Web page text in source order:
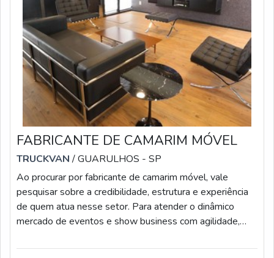
FABRICANTE DE CAMARIM MÓVEL
TRUCKVAN/ GUARULHOS - SP
Ao procurar por fabricante de camarim móvel, vale
pesquisar sobre a credibilidade, estrutura e experiência
de quem atua nesse setor. Para atender o dinâmico
mercado de eventos e show business com agilidade,
equipes de produção e artistas, a Truckvan desenvolveu